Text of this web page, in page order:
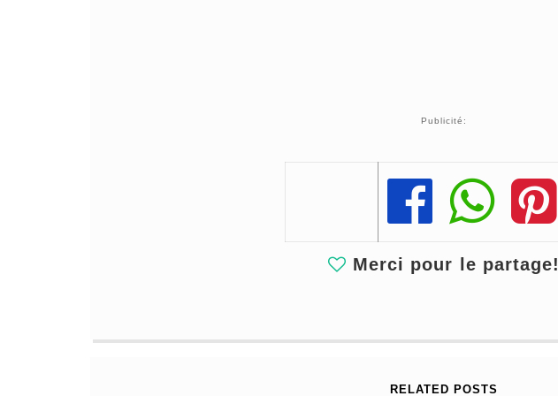
Publicité:
Share
Share
Share
Merci pour le partage!
RELATED POSTS